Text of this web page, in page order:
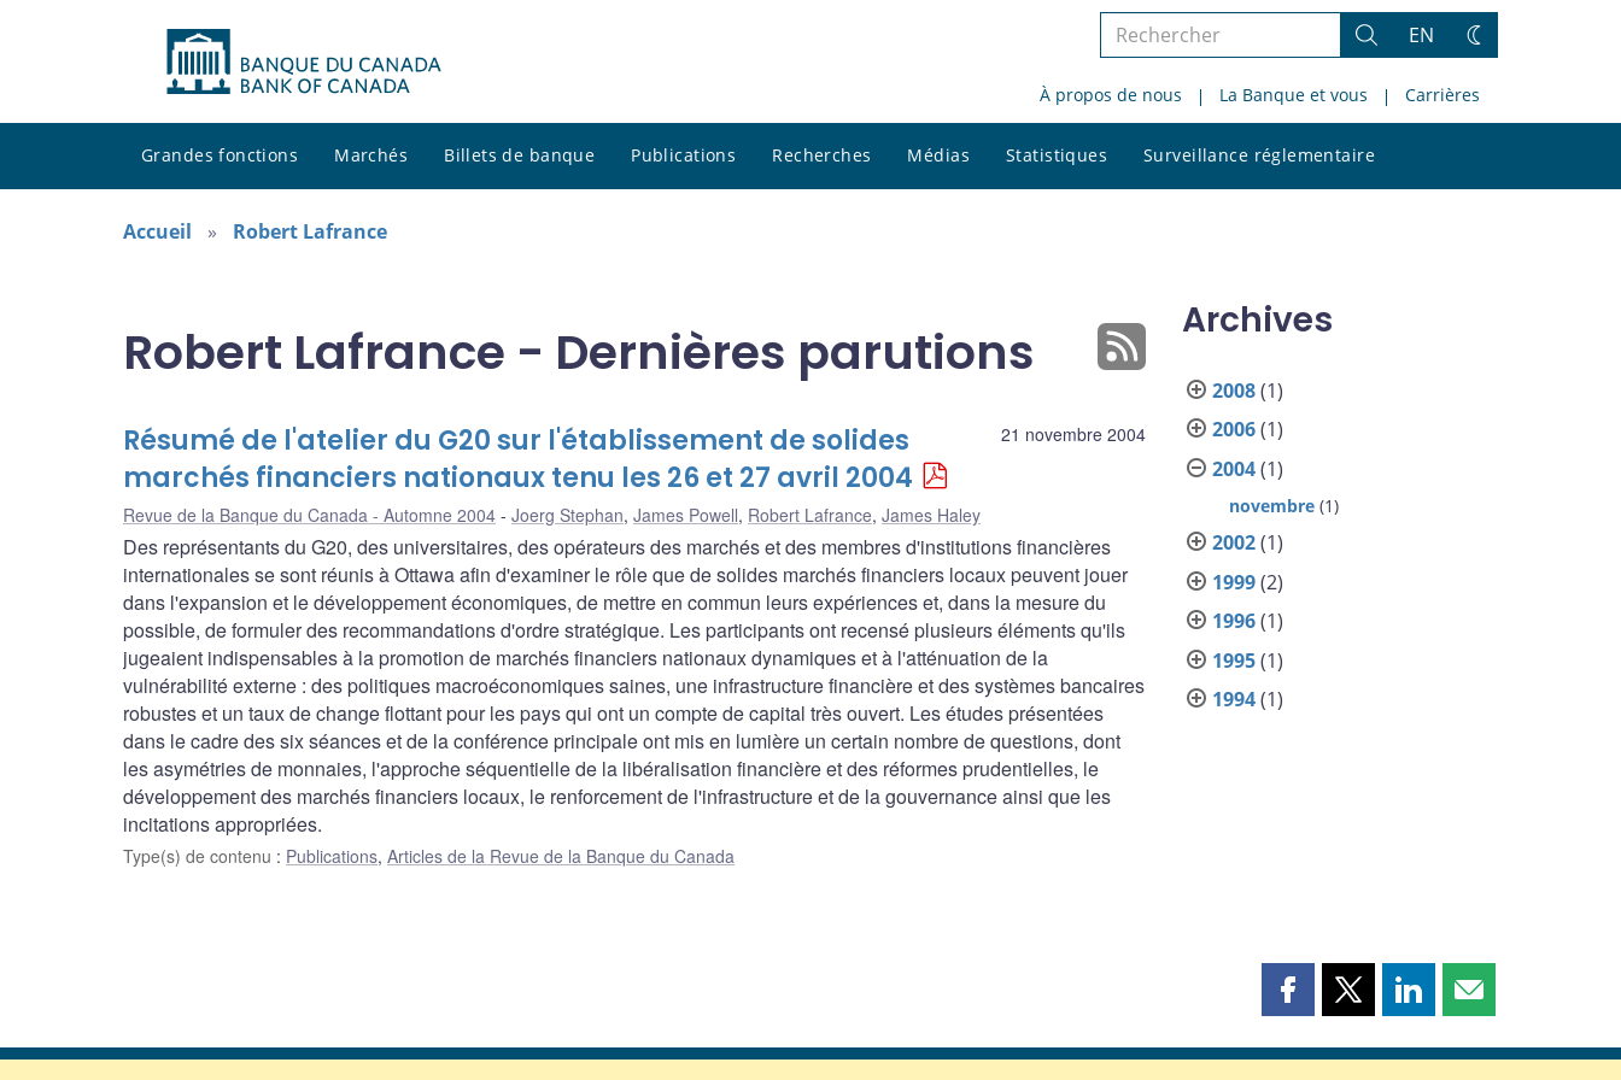
Rechercher
le
site
Rechercher
EN
Changez
thème
À propos de nous La Banque et vous Carrières
Grandes fonctions Marchés Billets de banque Publications Recherches Médias Statistiques Surveillance réglementaire
le
Accueil Robert Lafrance
Robert Lafrance - Dernières parutions
21 novembre 2004
Résumé de l'atelier du G20 sur l'établissement de solides
marchés financiers nationaux tenu les 26 et 27 avril 2004
Revue de la Banque du Canada - Automne 2004 Joerg Stephan, James Powell, Robert Lafrance, James Haley
Des représentants du G20, des universitaires, des opérateurs des marchés et des membres d'institutions financières
internationales se sont réunis à Ottawa afin d'examiner le rôle que de solides marchés financiers locaux peuvent jouer
dans l'expansion et le développement économiques, de mettre en commun leurs expériences et, dans la mesure du
possible, de formuler des recommandations d'ordre stratégique. Les participants ont recensé plusieurs éléments qu'ils
jugeaient indispensables à la promotion de marchés financiers nationaux dynamiques et à l'atténuation de la
vulnérabilité externe : des politiques macroéconomiques saines, une infrastructure financière et des systèmes bancaires
robustes et un taux de change flottant pour les pays qui ont un compte de capital très ouvert. Les études présentées
dans le cadre des six séances et de la conférence principale ont mis en lumière un certain nombre de questions, dont
les asymétries de monnaies, l'approche séquentielle de la libéralisation financière et des réformes prudentielles, le
développement des marchés financiers locaux, le renforcement de l'infrastructure et de la gouvernance ainsi que les
incitations appropriées.
Type(s) de contenu : Publications, Articles de la Revue de la Banque du Canada
Archives
2008(1)
2006(1)
2004(1)
novembre (1)
2002(1)
1999(2)
1996(1)
1995(1)
1994(1)
Partager
page
Partager
page
Partager
page
Partager
page